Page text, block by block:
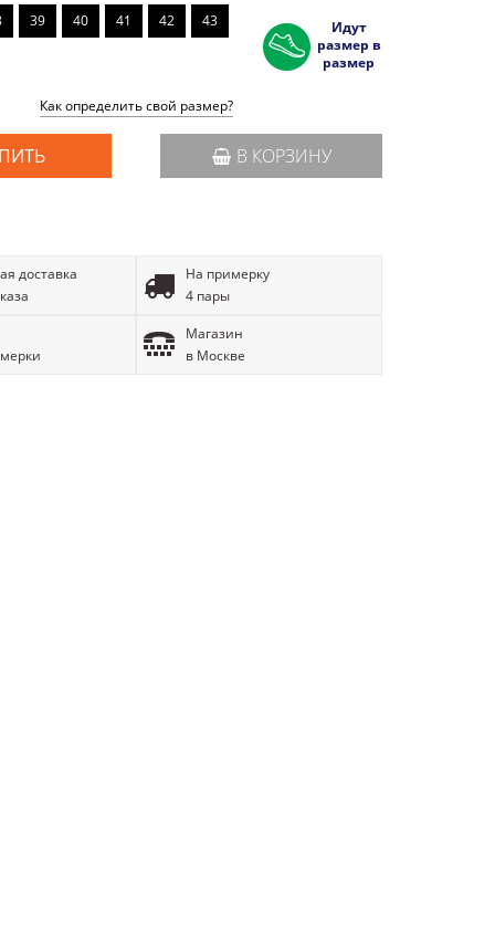
39 40 41 42 43
Идут
размер в
размер
Как определить свой размер?
В КОРЗИНУ
доставка
На примерку
4 пары
Магазин
в Москве